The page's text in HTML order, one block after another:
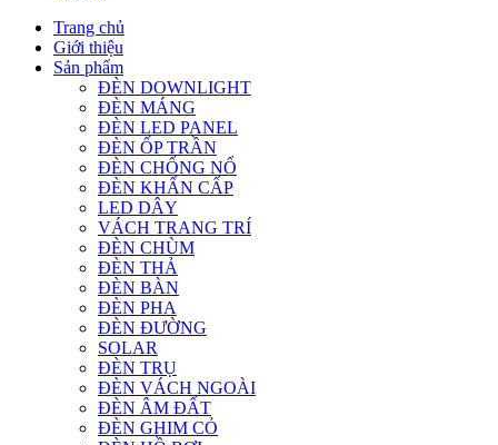
Trang chủ
Giới thiệu
Sản phẩm
ĐÈN DOWNLIGHT
ĐÈN MÁNG
ĐÈN LED PANEL
ĐÈN ỐP TRẦN
ĐÈN CHỐNG NỔ
ĐÈN KHẨN CẤP
LED DÂY
VÁCH TRANG TRÍ
ĐÈN CHÙM
ĐÈN THẢ
ĐÈN BÀN
ĐÈN PHA
ĐÈN ĐƯỜNG
SOLAR
ĐÈN TRỤ
ĐÈN VÁCH NGOÀI
ĐÈN ÂM ĐẤT
ĐÈN GHIM CỎ